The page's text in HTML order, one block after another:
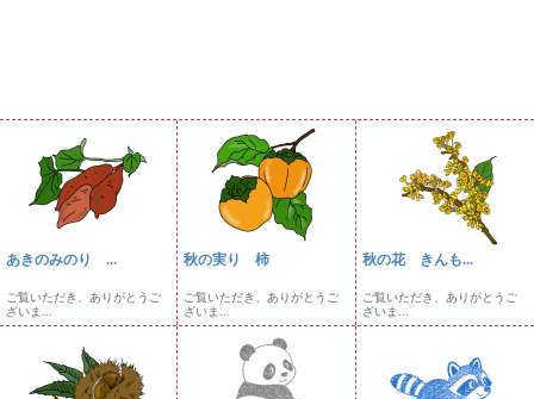
あきのみのり ...
ご覧いただき、ありがとうご
ざいま...
秋の実り 柿
ご覧いただき、ありがとうご
ざいま...
秋の花 きんも...
ご覧いただき、ありがとうご
ざいま...